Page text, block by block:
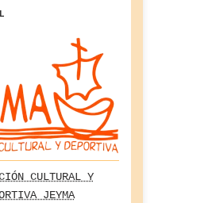
CULTURAL Y
JEYMA